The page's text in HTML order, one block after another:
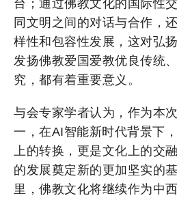
台；通过佛教文化的国际性
同文明之间的对话与合作，
样性和包容性发展，这对弘
发扬佛教爱国爱教优良传统
究，都有着重要意义。
与会专家学者认为，作为本
一，在AI智能新时代背景下
上的转换，更是文化上的交
的发展奠定新的更加坚实的
里，佛教文化将继续作为中